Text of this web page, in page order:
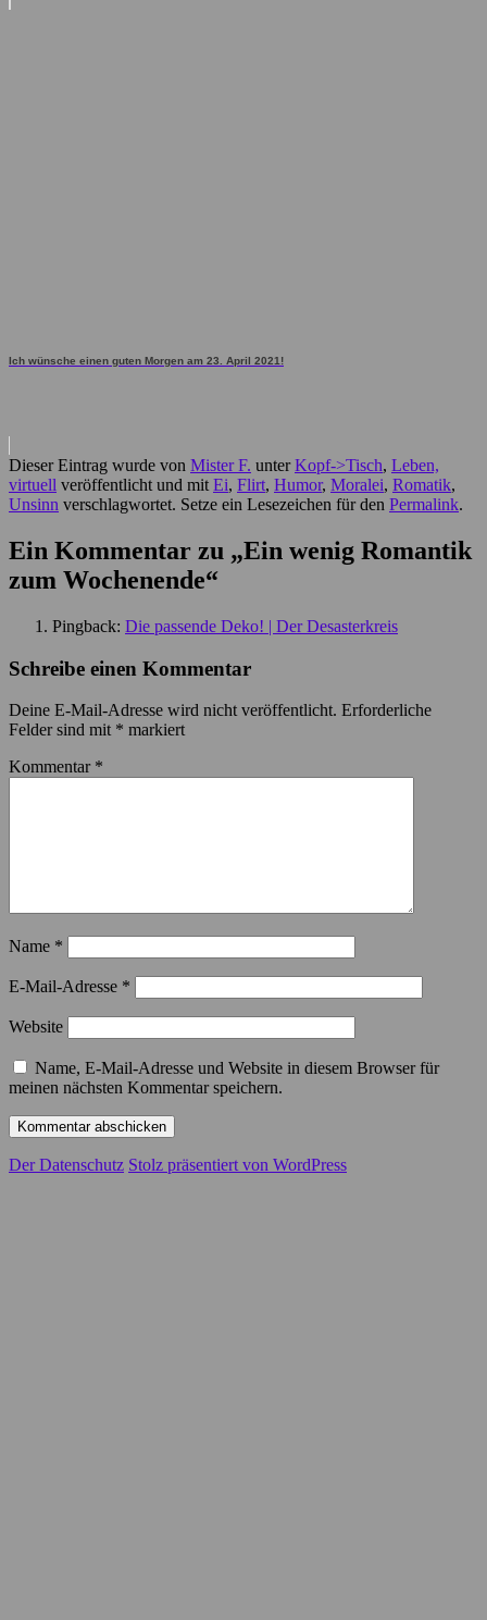
Ich wünsche einen guten Morgen am 23. April 2021!
Dieser Eintrag wurde von Mister F. unterKopf->Tisch, Leben,
virtuell veröffentlicht und mit Ei, Flirt, Humor, Moralei, Romatik,
Unsinn verschlagwortet. Setze ein Lesezeichen für den Permalink.
Ein Kommentar zu „Ein wenig Romantik
zum Wochenende“
Pingback: Die passende Deko! | Der Desasterkreis
Schreibe einen Kommentar
Deine E-Mail-Adresse wird nicht veröffentlicht. Erforderliche
Felder sind mit * markiert
Kommentar *
Name *
E-Mail-Adresse *
Website
Name, E-Mail-Adresse und Website in diesem Browser für
meinen nächsten Kommentar speichern.
Der Datenschutz Stolz präsentiert von WordPress